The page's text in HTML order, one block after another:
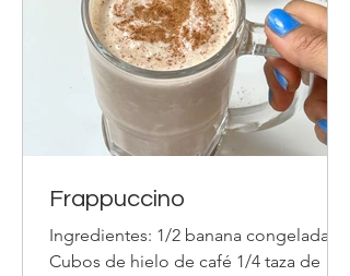
cubos y picar el morrón y las cebollas.
Primero saltear la cebolla, el morrón, la
carne ya cortada en cubos y
condimentar. Agregar la salsa de
tomate y luego agregar el resto
Frappuccino
Ingredientes: 1/2 banana congelada
Cubos de hielo de café 1/4 taza de